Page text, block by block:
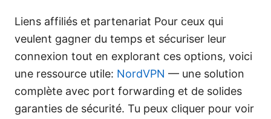
Liens affiliés et partenariat Pour ceux qui
veulent gagner du temps et sécuriser leur
connexion tout en explorant ces options, voici
une ressource utile: NordVPN — une solution
complète avec port forwarding et de solides
garanties de sécurité. Tu peux cliquer pour voir